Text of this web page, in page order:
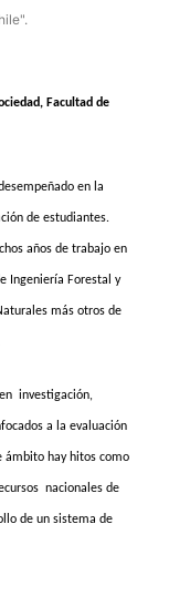
Facultad de
en la
de estudiantes.
años de trabajo en
Ingeniería Forestal y
más otros de
investigación,
a la evaluación
ámbito hay hitos como
nacionales de
de un sistema de